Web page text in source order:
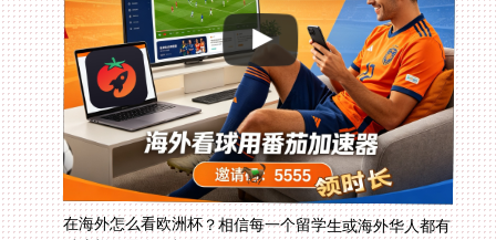
在海外怎么看欧洲杯？相信每一个留学生或海外华人都有
过这样的无奈：打开腾讯体育想看一场NBA季后赛，或者
点开央视体育APP准备看世界杯预选赛，屏幕上却跳
出“该内容仅在中国大陆地区可用”的提示。地域限制像一
道无形的墙，把海外党和国内精彩的体育赛事隔开。
2026年美加墨世界杯越来越近，不管是期待荷兰 vs 日本
的技术流对决，还是想追葡萄牙 vs 乌兹别克斯坦的小组
赛，甚至是科特迪瓦 vs 厄瓜多尔的黑马之争，海外党都
可能面临“无法观看”的困境。这背后的原因很简单：国内
平台的版权协议大多仅限中国大陆IP访问。不过，只要选
对工具，这些问题都能轻松解决——本文将带你了解如何
用回国加速器打破地域壁垒，享受中文解说的体育赛事直